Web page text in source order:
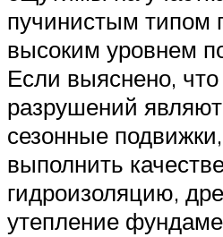
пучинистым типом
высоким уровнем
Если выяснено,
разрушений
сезонные
выполнить
гидроизоляцию,
утепление